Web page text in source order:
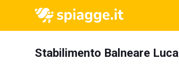
Stabilimento Balneare Luca